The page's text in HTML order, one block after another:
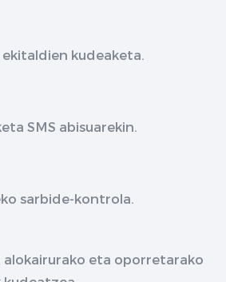
kudeaketa.
SMS abisuarekin.
sarbide-kontrola.
alokairurako eta oporretarako